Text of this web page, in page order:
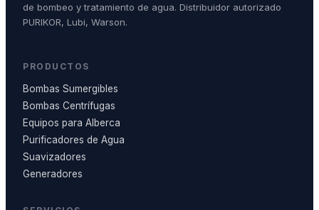
de bombeo y tratamiento de agua. Distribuidor autorizado
PURIKOR, Lubi, Warson.
PRODUCTOS
Bombas Sumergibles
Bombas Centrífugas
Equipos para Alberca
Purificadores de Agua
Suavizadores
Generadores